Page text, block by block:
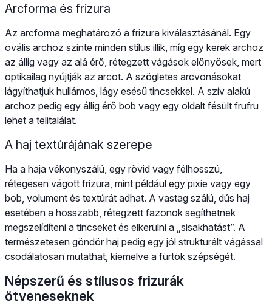
Arcforma és frizura
Az arcforma meghatározó a frizura kiválasztásánál. Egy
ovális archoz szinte minden stílus illik, míg egy kerek archoz
az állig vagy az alá érő, rétegzett vágások előnyösek, mert
optikailag nyújtják az arcot. A szögletes arcvonásokat
lágyíthatjuk hullámos, lágy esésű tincsekkel. A szív alakú
archoz pedig egy állig érő bob vagy egy oldalt fésült frufru
lehet a telitalálat.
A haj textúrájának szerepe
Ha a haja vékonyszálú, egy rövid vagy félhosszú,
rétegesen vágott frizura, mint például egy pixie vagy egy
bob, volument és textúrát adhat. A vastag szálú, dús haj
esetében a hosszabb, rétegzett fazonok segíthetnek
megszelídíteni a tincseket és elkerülni a „sisakhatást”. A
természetesen göndör haj pedig egy jól strukturált vágással
csodálatosan mutathat, kiemelve a fürtök szépségét.
Népszerű és stílusos frizurák
ötveneseknek